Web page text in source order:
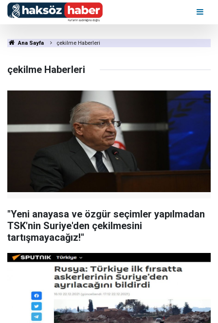
Ana Sayfa çekilme Haberleri
çekilme Haberleri
"Yeni anayasa ve özgür seçimler yapılmadan
TSK'nin Suriye'den çekilmesini
tartışmayacağız!"